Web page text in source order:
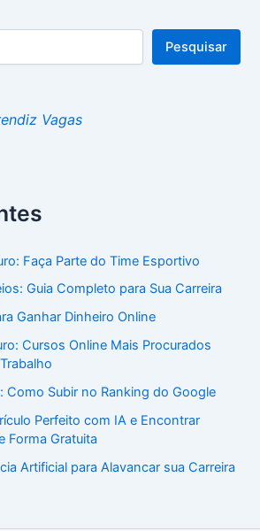
Pesquisar
Vagas
Faça Parte do Time Esportivo
Guia Completo para Sua Carreira
Ganhar Dinheiro Online
Cursos Online Mais Procurados
Como Subir no Ranking do Google
Perfeito com IA e Encontrar
Forma Gratuita
Artificial para Alavancar sua Carreira